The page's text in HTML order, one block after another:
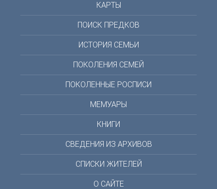
КАРТЫ
ПОИСК ПРЕДКОВ
ИСТОРИЯ СЕМЬИ
ПОКОЛЕНИЯ СЕМЕЙ
ПОКОЛЕННЫЕ РОСПИСИ
МЕМУАРЫ
КНИГИ
СВЕДЕНИЯ ИЗ АРХИВОВ
СПИСКИ ЖИТЕЛЕЙ
О САЙТЕ